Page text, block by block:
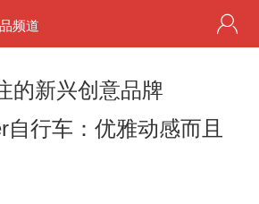
频道
的新兴创意品牌
自行车：优雅动感而且